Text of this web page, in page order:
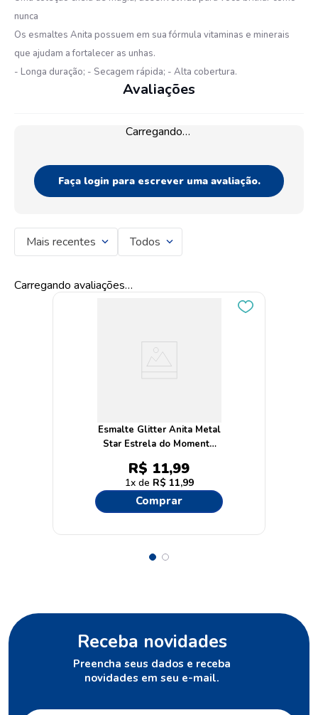
nunca
Os esmaltes Anita possuem em sua fórmula vitaminas e minerais
que ajudam a fortalecer as unhas.
- Longa duração; - Secagem rápida; - Alta cobertura.
Avaliações
Carregando…
Faça login para escrever uma avaliação.
Mais recentes Todos
Carregando avaliações…
Esmalte Glitter Anita Metal
Star Estrela do Momento
Metálico 10ml
R$ 11,99
1 R$ 11,99
Comprar
Receba novidades
Preencha seus dados e receba
novidades em seu e-mail.